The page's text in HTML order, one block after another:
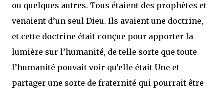
ou quelques autres. Tous étaient des prophètes et
venaient d’un seul Dieu. Ils avaient une doctrine,
et cette doctrine était conçue pour apporter la
lumière sur l’humanité, de telle sorte que toute
l’humanité pouvait voir qu’elle était Une et
partager une sorte de fraternité qui pourrait être